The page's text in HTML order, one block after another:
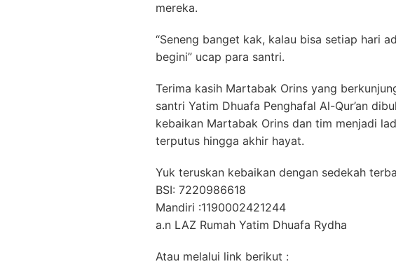
mereka.
“Seneng banget kak, kalau bisa setiap hari
begini” ucap para santri.
Terima kasih Martabak Orins yang
santri Yatim Dhuafa Penghafal Al-Qur’an
kebaikan Martabak Orins dan tim menjadi
terputus hingga akhir hayat.
Yuk teruskan kebaikan dengan sedekah
BSI: 7220986618
Mandiri :1190002421244
a.n LAZ Rumah Yatim Dhuafa Rydha
Atau melalui link berikut :